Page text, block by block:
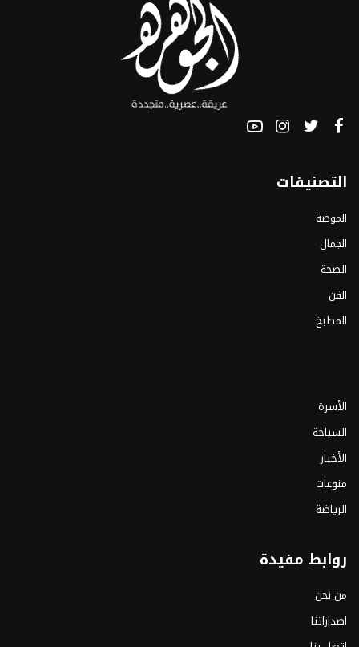
التصنيفات
الموضة
الجمال
الصحة
الفن
المطبخ
الأسرة
السياحة
الأخبار
منوعات
الرياضة
روابط مفيدة
من نحن
اصداراتنا